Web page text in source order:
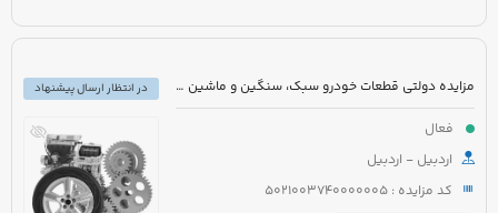
مزایده دولتی قطعات خودرو سبک، سنگین و ماشین آلات راه سازی
فعال
اردبیل - اردبیل
کد مزایده : 5021003740000005
در انتظار ارسال پیشنهاد